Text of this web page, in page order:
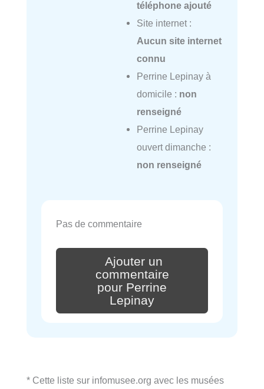
téléphone ajouté
Site internet :
Aucun site internet
connu
Perrine Lepinay à
domicile : non
renseigné
Perrine Lepinay
ouvert dimanche :
non renseigné
Pas de commentaire
Ajouter un
commentaire
pour Perrine
Lepinay
* Cette liste sur infomusee.org avec les musées